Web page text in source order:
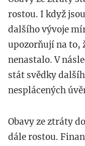
rostou. I když
dalšího vývoje
upozorňují na to,
nenastalo. V
stát svědky
nesplácených
Obavy ze ztráty
dále rostou.